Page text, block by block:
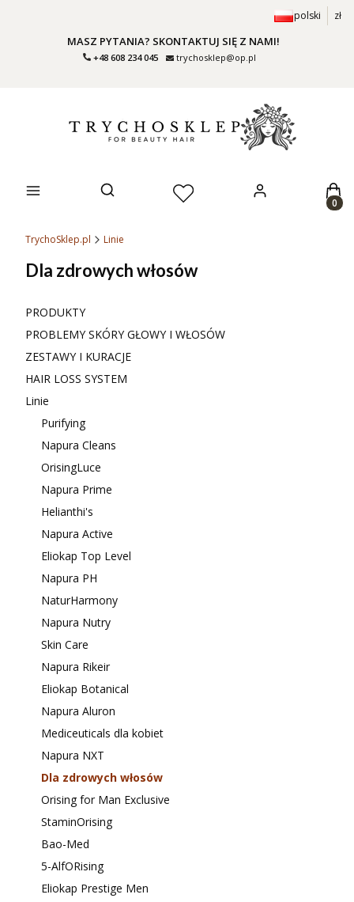
polski zł
MASZ PYTANIA? SKONTAKTUJ SIĘ Z NAMI!
+48 608 234 045 trychosklep@op.pl
Otwórz wyszukiwarkę
TrychoSklep.pl Linie
Dla zdrowych włosów
PRODUKTY
PROBLEMY SKÓRY GŁOWY I WŁOSÓW
ZESTAWY I KURACJE
HAIR LOSS SYSTEM
Linie
Purifying
Napura Cleans
OrisingLuce
Napura Prime
Helianthi's
Napura Active
Eliokap Top Level
Napura PH
NaturHarmony
Napura Nutry
Skin Care
Napura Rikeir
Eliokap Botanical
Napura Aluron
Mediceuticals dla kobiet
Napura NXT
Dla zdrowych włosów
Orising for Man Exclusive
StaminOrising
Bao-Med
5-AlfORising
Eliokap Prestige Men